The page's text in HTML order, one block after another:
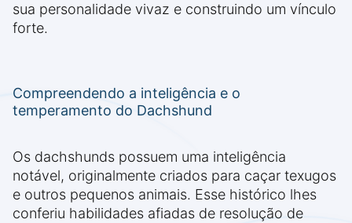
sua personalidade vivaz e construindo um vínculo
forte.
Compreendendo a inteligência e o
temperamento do Dachshund
Os dachshunds possuem uma inteligência
notável, originalmente criados para caçar texugos
e outros pequenos animais. Esse histórico lhes
conferiu habilidades afiadas de resolução de